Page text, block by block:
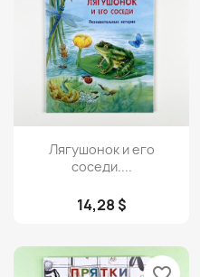
Просмотр
Лягушонок и его
соседи....
14,28 $